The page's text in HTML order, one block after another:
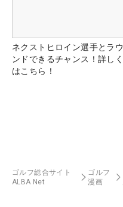
ネクストヒロイン選手とラウ
ンドできるチャンス！詳しく
はこちら！
ゴルフ総合サイト
ALBA Net
ゴルフ
漫画